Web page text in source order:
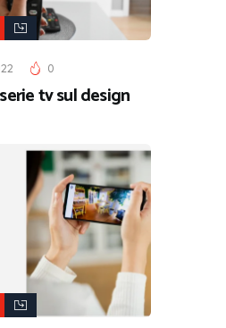
0
tv sul design